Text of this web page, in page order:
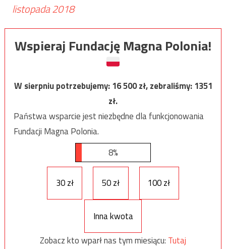
listopada 2018
Wspieraj Fundację Magna Polonia!
W sierpniu potrzebujemy:16 500zł, zebraliśmy:1351
zł.
Państwa wsparcie jest niezbędne dla funkcjonowania
Fundacji Magna Polonia.
8%
30 zł 50 zł 100 zł
Inna kwota
Zobacz kto wparł nas tym miesiącu: Tutaj